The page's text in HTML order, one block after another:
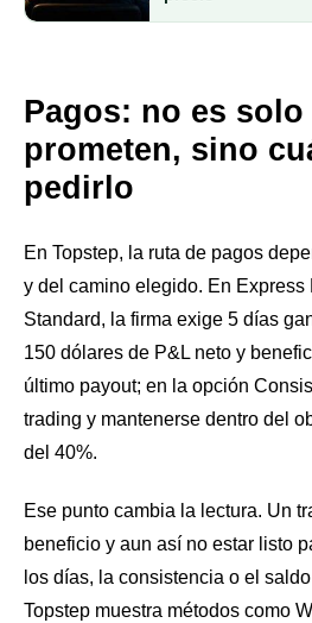
Pagos: no es
prometen, sino
pedirlo
En Topstep, la ruta de pagos
y del camino elegido. En Express
Standard, la firma exige 5 días
150 dólares de P&L neto y
último payout; en la opción
trading y mantenerse dentro del
del 40%.
Ese punto cambia la lectura. Un
beneficio y aun así no estar listo
los días, la consistencia o el
Topstep muestra métodos como